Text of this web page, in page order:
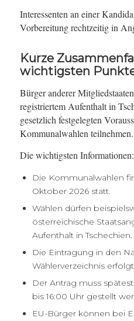
Interessenten an einer
Vorbereitung rechtzeitig in
Kurze
wichtigsten
Bürger anderer
registriertem Aufenthalt in
gesetzlich festgelegten
Kommunalwahlen teilnehmen.
Die wichtigsten Informationen:
Die Kommunalwahlen
Oktober 2026 statt.
Wählen dürfen
österreichische
Aufenthalt in Tschechien.
Die Eintragung in den
Wählerverzeichnis
Der Antrag muss
bis 16:00 Uhr gestellt
EU-Bürger können bei